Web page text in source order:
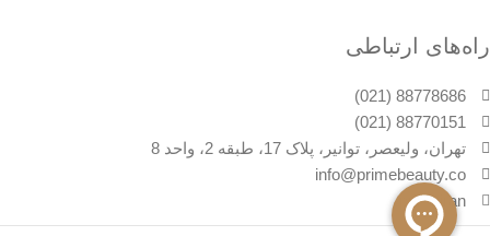
راه‌های ارتباطی
88778686 (021)
88770151 (021)
تهران، ولیعصر، توانیر، پلاک 17، طبقه 2، واحد 8
info@primebeauty.co
primeiran